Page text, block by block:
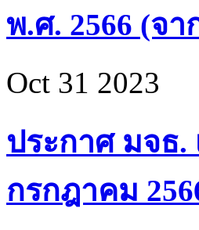
พ.ศ. 2566 (จา
Oct 31 2023
ประกาศ มจธ.
กรกฎาคม